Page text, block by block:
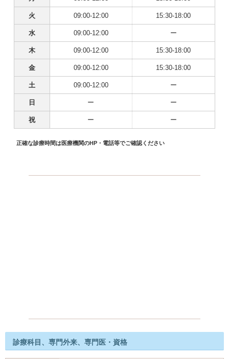
火 09:00-12:00 15:30-18:00
水 09:00-12:00 ー
木 09:00-12:00 15:30-18:00
金 09:00-12:00 15:30-18:00
土 09:00-12:00 ー
日 ー ー
祝 ー ー
正確な診療時間は医療機関のHP・電話等でご確認ください
診療科目、専門外来、専門医・資格